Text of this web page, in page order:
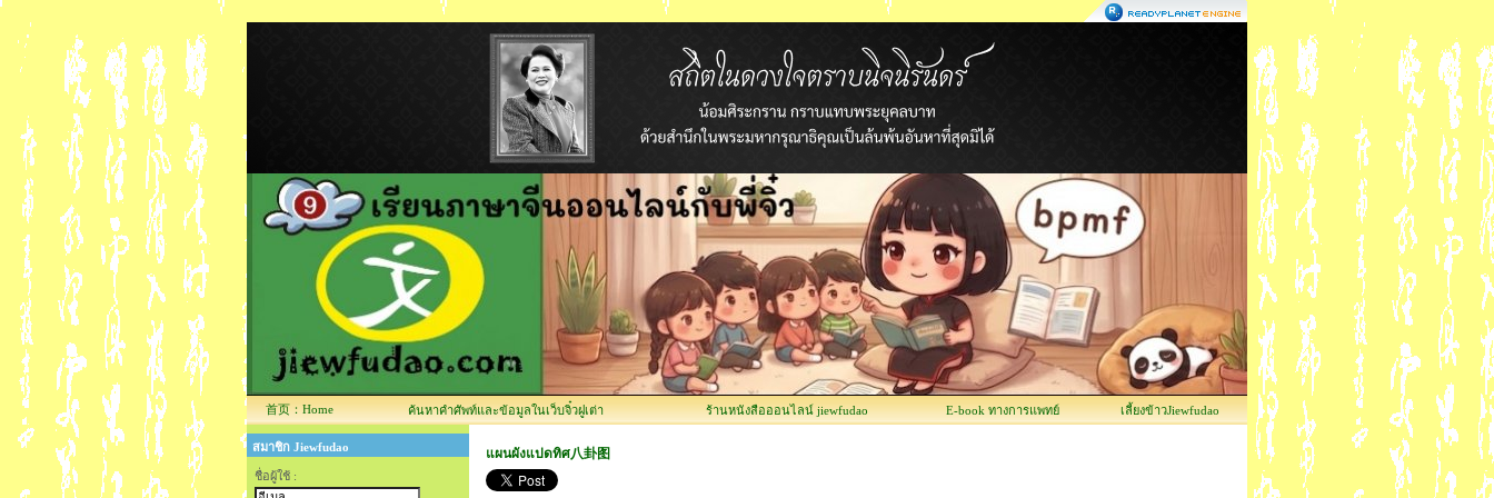
首页：Home ค้นหาคำศัพท์และข้อมูลในเว็บจิ๋วฝูเต่า ร้านหนังสือออนไลน์ jiewfudao E-book ทางการแพทย์ เลี้ยงข้าวJiewfudao
สมาชิก Jiewfudao
ชื่อผู้ใช้ :
แผนผังแปดทิศ八卦图